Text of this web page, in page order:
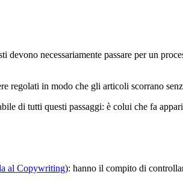
necessariamente passare per un
regolati in modo che gli articoli scorrano
di tutti questi passaggi: è colui che fa
al Copywriting): hanno il compito di